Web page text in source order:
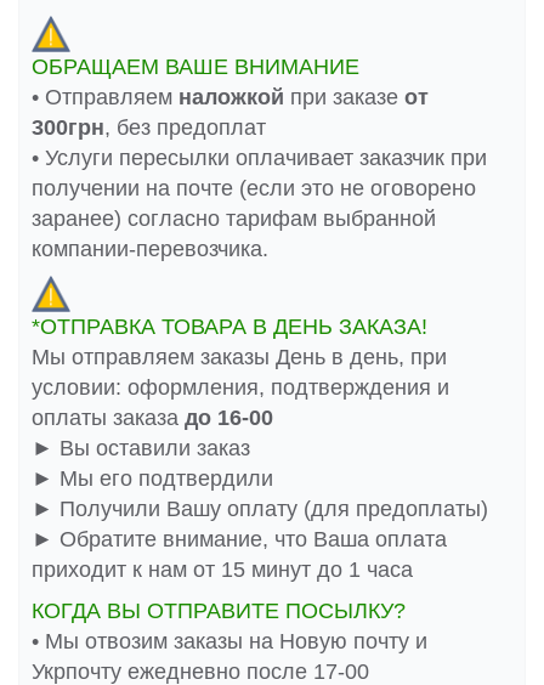
ОБРАЩАЕМ ВАШЕ ВНИМАНИЕ
• Отправляем наложкой при заказе от
300грн, без предоплат
• Услуги пересылки оплачивает заказчик при
получении на почте (если это не оговорено
заранее) согласно тарифам выбранной
компании-перевозчика.
*ОТПРАВКА ТОВАРА В ДЕНЬ ЗАКАЗА!
Мы отправляем заказы День в день, при
условии: оформления, подтверждения и
оплаты заказа до 16-00
► Вы оставили заказ
► Мы его подтвердили
► Получили Вашу оплату (для предоплаты)
► Обратите внимание, что Ваша оплата
приходит к нам от 15 минут до 1 часа
КОГДА ВЫ ОТПРАВИТЕ ПОСЫЛКУ?
• Мы отвозим заказы на Новую почту и
Укрпочту ежедневно после 17-00